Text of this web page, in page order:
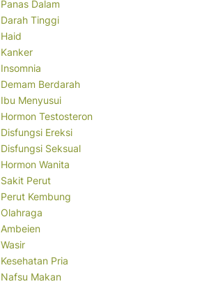
Panas Dalam
Darah Tinggi
Haid
Kanker
Insomnia
Demam Berdarah
Ibu Menyusui
Hormon Testosteron
Disfungsi Ereksi
Disfungsi Seksual
Hormon Wanita
Sakit Perut
Perut Kembung
Olahraga
Ambeien
Wasir
Kesehatan Pria
Nafsu Makan